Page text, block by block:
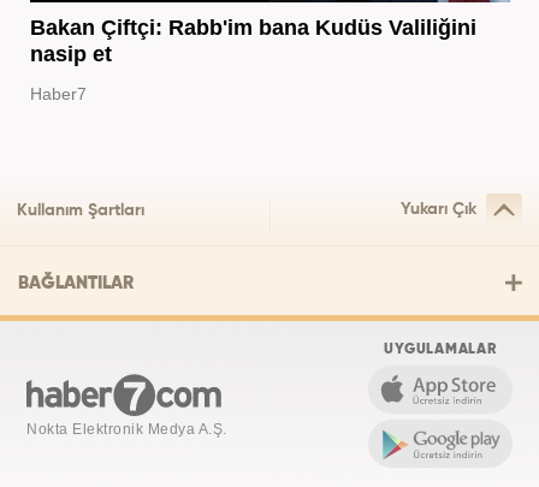
Bakan Çiftçi: Rabb'im bana Kudüs Valiliğini
nasip et
Haber7
Kullanım Şartları Yukarı Çık
BAĞLANTILAR
Nokta Elektronik Medya A.Ş.
UYGULAMALAR